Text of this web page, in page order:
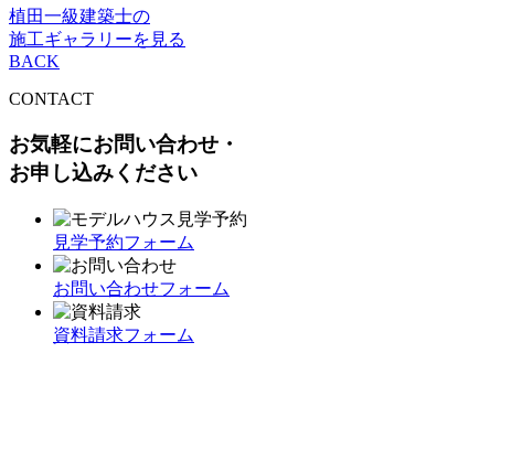
植田一級建築士の
施工ギャラリーを見る
BACK
CONTACT
お気軽にお問い合わせ・
お申し込みください
見学予約フォーム
お問い合わせフォーム
資料請求フォーム